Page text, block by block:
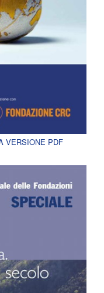
VERSIONE PDF